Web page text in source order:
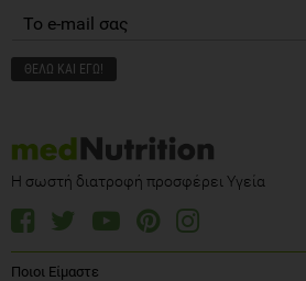
Η σωστή διατροφή προσφέρει Υγεία
Ποιοι Είμαστε